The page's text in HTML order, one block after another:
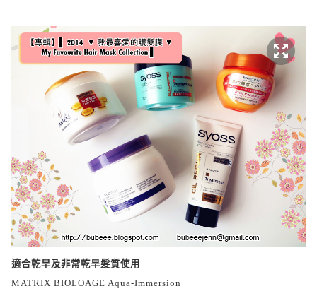
適合乾旱及非常乾旱髮質使用
MATRIX BIOLOAGE Aqua-Immersion